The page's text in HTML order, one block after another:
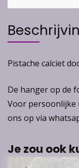
Pistache calciet
De hanger op de
Voor persoonlijke
ons op via
Je zou ook